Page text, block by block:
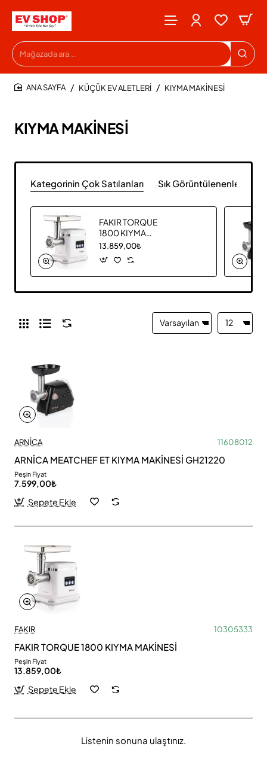
Mağazada
ara...
KIYMA MAKİNESİ
KÜÇÜK EV ALETLERİ KIYMA MAKİNESİ
Kategorinin Çok Satılanları Sık Görüntülenenler
FAKIR TORQUE
1800 KIYMA
MAKİNESİ
13.859,00₺
ARNİCA 11608012
ARNİCA MEATCHEF ET KIYMA MAKİNESİ GH21220
Peşin Fiyat
7.599,00₺
Sepete Ekle
FAKIR 10305333
FAKIR TORQUE 1800 KIYMA MAKİNESİ
Peşin Fiyat
13.859,00₺
Sepete Ekle
Listenin sonuna ulaştınız.